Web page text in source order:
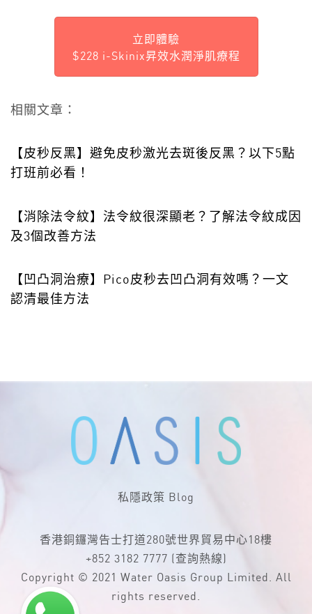
立即體驗
$228 i-Skinix昇效水潤淨肌療程
相關文章：
【皮秒反黑】避免皮秒激光去斑後反黑？以下5點
打班前必看！
【消除法令紋】法令紋很深顯老？了解法令紋成因
及3個改善方法
【凹凸洞治療】Pico皮秒去凹凸洞有效嗎？一文
認清最佳方法
私隱政策 Blog
香港銅鑼灣告士打道280號世界貿易中心18樓
+852 3182 7777 (查詢熱線)
Copyright © 2021 Water Oasis Group Limited. All
rights reserved.